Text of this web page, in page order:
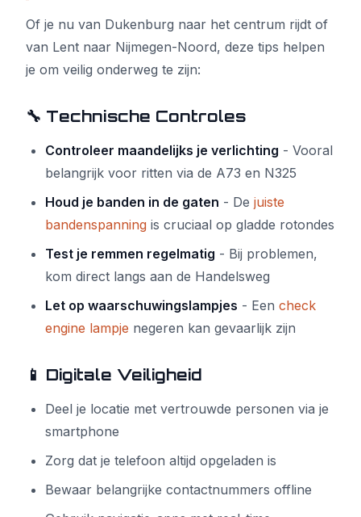
Of je nu van Dukenburg naar het centrum rijdt of
van Lent naar Nijmegen-Noord, deze tips helpen
je om veilig onderweg te zijn:
🔧 Technische Controles
Controleer maandelijks je verlichting - Vooral
belangrijk voor ritten via de A73 en N325
Houd je banden in de gaten - De juiste
bandenspanning is cruciaal op gladde rotondes
Test je remmen regelmatig - Bij problemen,
kom direct langs aan de Handelsweg
Let op waarschuwingslampjes - Een check
engine lampje negeren kan gevaarlijk zijn
📱 Digitale Veiligheid
Deel je locatie met vertrouwde personen via je
smartphone
Zorg dat je telefoon altijd opgeladen is
Bewaar belangrijke contactnummers offline